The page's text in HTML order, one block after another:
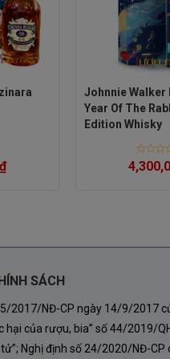
chín mọng, kết hợp hài
bơ cứng và trái cây tươi
₫
Johnnie Walker
Year Of The
Edition Whisky
Rated
0
SÁCH
2017/NĐ-CP ngày 14/9/2017
hại của rượu, bia” số 44/2019/
Nghị định số 24/2020/NĐ-CP